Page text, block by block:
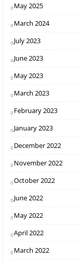
May 2025
March 2024
July 2023
June 2023
May 2023
March 2023
February 2023
January 2023
December 2022
November 2022
October 2022
June 2022
May 2022
April 2022
March 2022